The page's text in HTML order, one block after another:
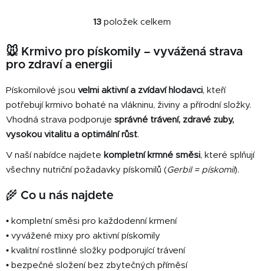
O
l
a
c
í
p
v
k
p
i
s
u
13 položek celkem
🐭 Krmivo pro pískomily – vyvážená strava
pro zdraví a energii
Pískomilové jsou velmi aktivní a zvídaví hlodavci, kteří
potřebují krmivo bohaté na vlákninu, živiny a přírodní složky.
Vhodná strava podporuje správné trávení, zdravé zuby,
vysokou vitalitu a optimální růst.
V naší nabídce najdete kompletní krmné směsi, které splňují
všechny nutriční požadavky pískomilů (Gerbil = pískomil).
🌾 Co u nás najdete
• kompletní směsi pro každodenní krmení
• vyvážené mixy pro aktivní pískomily
• kvalitní rostlinné složky podporující trávení
• bezpečné složení bez zbytečných příměsí